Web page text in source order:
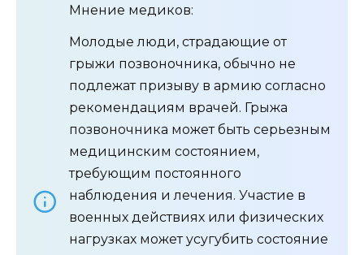
Мнение медиков:
Молодые люди, страдающие от
грыжи позвоночника, обычно не
подлежат призыву в армию согласно
рекомендациям врачей. Грыжа
позвоночника может быть серьезным
медицинским состоянием,
требующим постоянного
наблюдения и лечения. Участие в
военных действиях или физических
нагрузках может усугубить состояние